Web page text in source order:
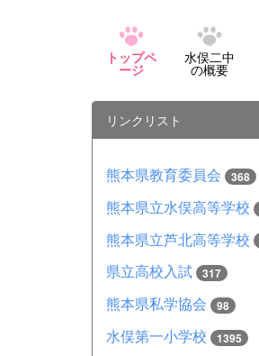
トップペ
ージ
水俣二中
の概要
リンクリスト
熊本県教育委員会 368
熊本県立水俣高等学校
熊本県立芦北高等学校
県立高校入試 317
熊本県私学協会 98
水俣第一小学校 1395